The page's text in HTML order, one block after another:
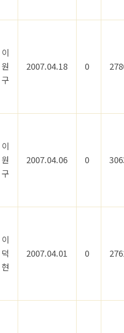
이
원
구
2007.04.18 0
이
원
구
2007.04.06 0
이
덕
현
2007.04.01 0